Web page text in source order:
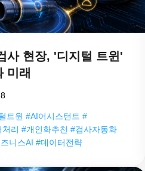
사 현장, '디지털 트윈'
미래
트윈 #AI어시스턴트 #
리 #개인화추천 #검사자동화
니스AI #데이터전략